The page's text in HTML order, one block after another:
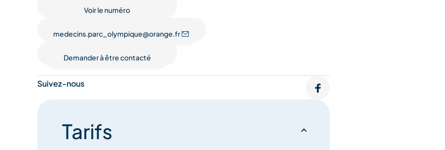
Voir le numéro
medecins.parc_olympique@orange.fr
Demander à être contacté
Suivez-nous
Tarifs